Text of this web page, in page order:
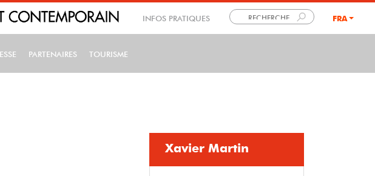
INFOS PRATIQUES FRA
PARTENAIRES TOURISME
Xavier Martin